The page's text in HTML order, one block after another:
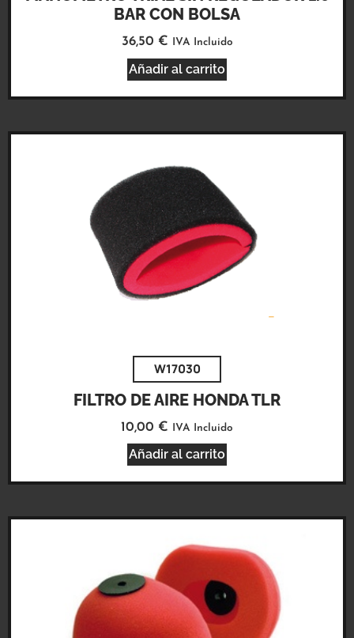
BAR CON BOLSA
36,50 € IVA Incluido
Añadir al carrito
W17030
FILTRO DE AIRE HONDA TLR
10,00 € IVA Incluido
Añadir al carrito